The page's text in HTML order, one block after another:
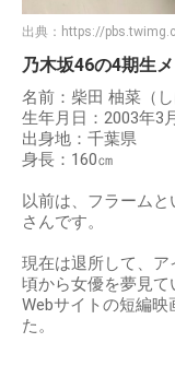
出典： https://
乃木坂46の4期生
名前：柴田 柚菜（し
生年月日：2003年3
出身地：千葉県
身長：160㎝
以前は、フラーム
さんです。
現在は退所して、
頃から女優を夢見
Webサイトの短編
た。